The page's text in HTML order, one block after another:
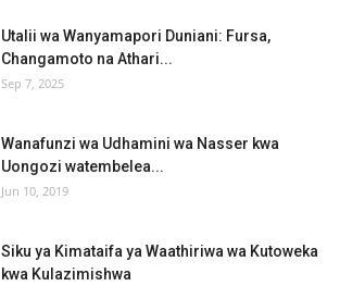
Utalii wa Wanyamapori Duniani: Fursa,
Changamoto na Athari...
Sep 7, 2025
Wanafunzi wa Udhamini wa Nasser kwa
Uongozi watembelea...
Jun 10, 2019
Siku ya Kimataifa ya Waathiriwa wa Kutoweka
kwa Kulazimishwa